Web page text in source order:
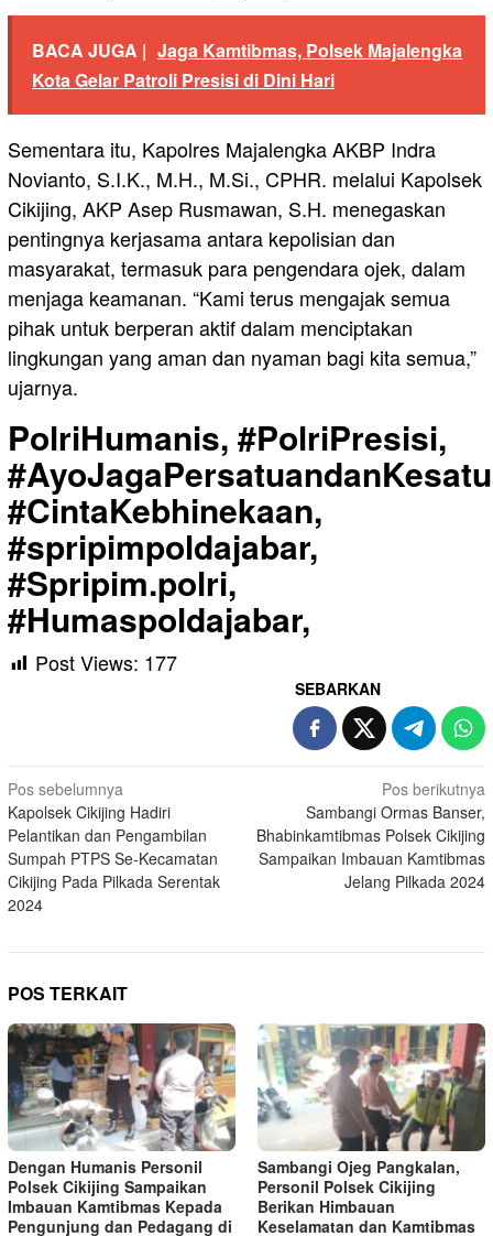
BACA JUGA | Jaga Kamtibmas, Polsek Majalengka
Kota Gelar Patroli Presisi di Dini Hari
Sementara itu, Kapolres Majalengka AKBP Indra
Novianto, S.I.K., M.H., M.Si., CPHR. melalui Kapolsek
Cikijing, AKP Asep Rusmawan, S.H. menegaskan
pentingnya kerjasama antara kepolisian dan
masyarakat, termasuk para pengendara ojek, dalam
menjaga keamanan. “Kami terus mengajak semua
pihak untuk berperan aktif dalam menciptakan
lingkungan yang aman dan nyaman bagi kita semua,”
ujarnya.
PolriHumanis, #PolriPresisi,
#CintaKebhinekaan,
#spripimpoldajabar,
#Spripim.polri,
#Humaspoldajabar,
Post Views: 177
SEBARKAN
Navigasi
pos
Pos sebelumnya
Kapolsek Cikijing Hadiri
Pelantikan dan Pengambilan
Sumpah PTPS Se-Kecamatan
Cikijing Pada Pilkada Serentak
2024
Pos berikutnya
Sambangi Ormas Banser,
Bhabinkamtibmas Polsek Cikijing
Sampaikan Imbauan Kamtibmas
Jelang Pilkada 2024
POS TERKAIT
Dengan Humanis Personil
Polsek Cikijing Sampaikan
Imbauan Kamtibmas Kepada
Pengunjung dan Pedagang di
Sambangi Ojeg Pangkalan,
Personil Polsek Cikijing
Berikan Himbauan
Keselamatan dan Kamtibmas